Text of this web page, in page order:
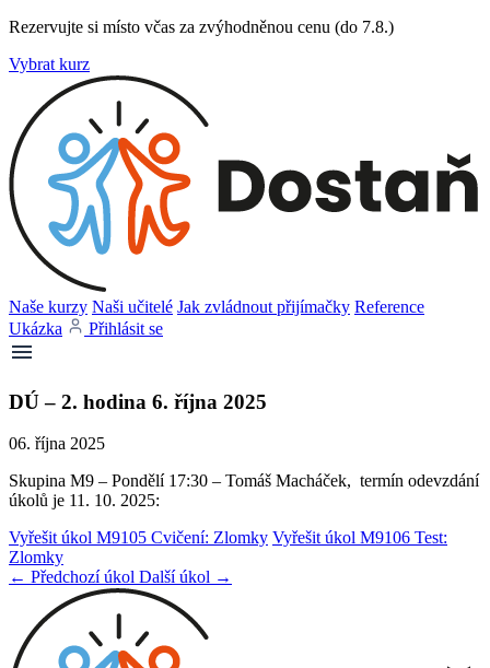
Rezervujte si místo včas za zvýhodněnou cenu (do 7.8.)
Vybrat kurz
Naše kurzy Naši učitelé Jak zvládnout přijímačky Reference
Ukázka
Přihlásit se
DÚ – 2. hodina 6. října 2025
06. října 2025
Skupina M9 – Pondělí 17:30 – Tomáš Macháček, termín odevzdání
úkolů je 11. 10. 2025:
Vyřešit úkol M9105 Cvičení: Zlomky Vyřešit úkol M9106 Test:
Zlomky
← Předchozí úkol Další úkol →